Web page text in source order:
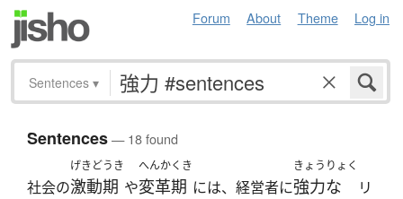
Forum About Theme Log in
Sentences ▾
Sentences— 18 found
社会の
げきどうき
激動期 や
へんかくき
変革期 には、経営者に
きょうりょく
強力な
リ